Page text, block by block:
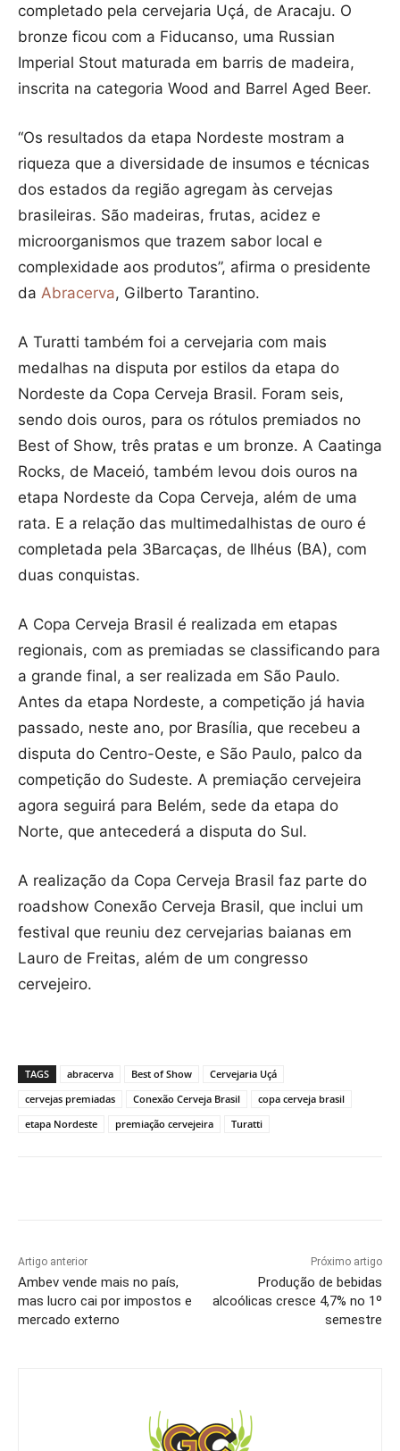
completado pela cervejaria Uçá, de Aracaju. O
bronze ficou com a Fiducanso, uma Russian
Imperial Stout maturada em barris de madeira,
inscrita na categoria Wood and Barrel Aged Beer.
“Os resultados da etapa Nordeste mostram a
riqueza que a diversidade de insumos e técnicas
dos estados da região agregam às cervejas
brasileiras. São madeiras, frutas, acidez e
microorganismos que trazem sabor local e
complexidade aos produtos”, afirma o presidente
da Abracerva, Gilberto Tarantino.
A Turatti também foi a cervejaria com mais
medalhas na disputa por estilos da etapa do
Nordeste da Copa Cerveja Brasil. Foram seis,
sendo dois ouros, para os rótulos premiados no
Best of Show, três pratas e um bronze. A Caatinga
Rocks, de Maceió, também levou dois ouros na
etapa Nordeste da Copa Cerveja, além de uma
rata. E a relação das multimedalhistas de ouro é
completada pela 3Barcaças, de Ilhéus (BA), com
duas conquistas.
A Copa Cerveja Brasil é realizada em etapas
regionais, com as premiadas se classificando para
a grande final, a ser realizada em São Paulo.
Antes da etapa Nordeste, a competição já havia
passado, neste ano, por Brasília, que recebeu a
disputa do Centro-Oeste, e São Paulo, palco da
competição do Sudeste. A premiação cervejeira
agora seguirá para Belém, sede da etapa do
Norte, que antecederá a disputa do Sul.
A realização da Copa Cerveja Brasil faz parte do
roadshow Conexão Cerveja Brasil, que inclui um
festival que reuniu dez cervejarias baianas em
Lauro de Freitas, além de um congresso
cervejeiro.
TAGS abracerva Best of Show
Cervejaria Uçá
cervejas premiadas
Conexão Cerveja Brasil
copa cerveja brasil
etapa Nordeste
premiação cervejeira Turatti
Artigo anterior
Ambev vende mais no país,
mas lucro cai por impostos e
mercado externo
Próximo artigo
Produção de bebidas
alcoólicas cresce 4,7% no 1º
semestre